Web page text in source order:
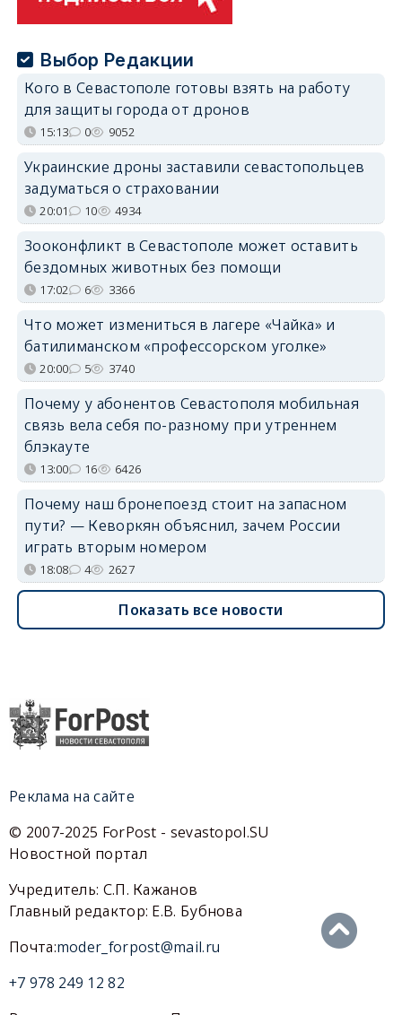
Выбор Редакции
Кого в Севастополе готовы взять на работу
для защиты города от дронов
15:13 0 9052
Украинские дроны заставили севастопольцев
задуматься о страховании
20:01 10 4934
Зооконфликт в Севастополе может оставить
бездомных животных без помощи
17:02 6 3366
Что может измениться в лагере «Чайка» и
батилиманском «профессорском уголке»
20:00 5 3740
Почему у абонентов Севастополя мобильная
связь вела себя по-разному при утреннем
блэкауте
13:00 16 6426
Почему наш бронепоезд стоит на запасном
пути? — Кеворкян объяснил, зачем России
играть вторым номером
18:08 4 2627
Показать все новости
Реклама на сайте
© 2007-2025 ForPost - sevastopol.SU
Новостной портал
Учредитель: С.П. Кажанов
Главный редактор: Е.В. Бубнова
Почта:moder_forpost@mail.ru
+7 978 249 12 82